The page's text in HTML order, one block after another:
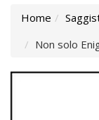
Home
Non solo